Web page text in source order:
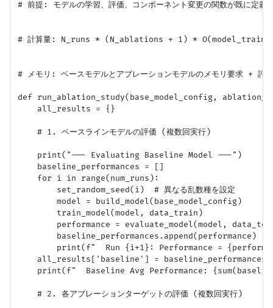
# 前提: モデルの学習、評価、コンポーネント変更の関数が既に定義
# 計算量: N_runs * (N_ablations + 1) *
# メモリ: ベースモデルとアブレーションモデルのメモリ要求 + 評
def run_ablation_study(base_model_config,
    all_results = {}
    # 1. ベースラインモデルの評価 (複数回実行)
    print("--- Evaluating Baseline Model ---")
    baseline_performances = []
    for i in range(num_runs):
        set_random_seed(i)  # 異なる乱数種を設定
        model = build_model(base_model_config)
        train_model(model, data_train)
performance = evaluate_model(model,
        baseline_performances.append(performance)
print(f"  Run {i+1}: Performance =
    all_results['baseline'] = baseline_performances
print(f"  Baseline Avg Performance:
    # 2. 各アブレーションターゲットの評価 (複数回実行)